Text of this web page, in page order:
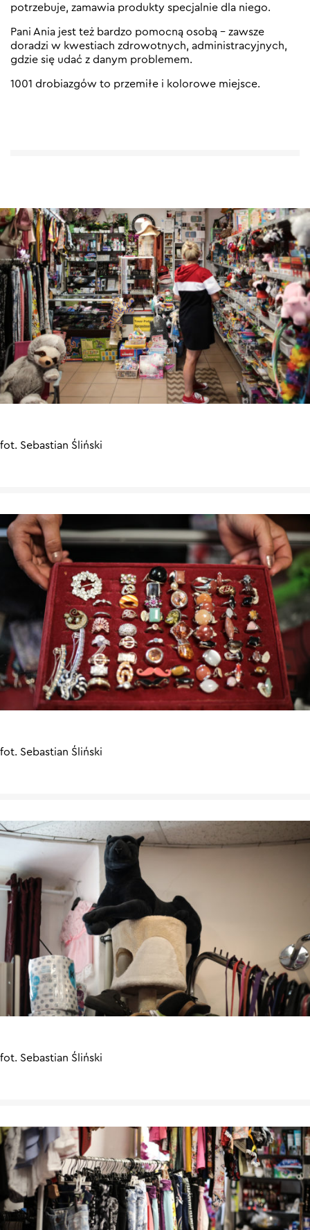
potrzebuje, zamawia produkty specjalnie dla niego.
Pani Ania jest też bardzo pomocną osobą – zawsze
doradzi w kwestiach zdrowotnych, administracyjnych,
gdzie się udać z danym problemem.
1001 drobiazgów to przemiłe i kolorowe miejsce.
fot. Sebastian Śliński
fot. Sebastian Śliński
fot. Sebastian Śliński